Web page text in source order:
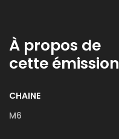
À propos de
cette émission
CHAINE
M6